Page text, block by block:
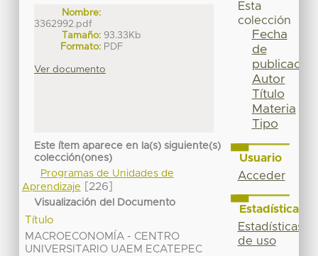
Nombre:
3362992.pdf
Tamaño: 93.33Kb
Formato: PDF
Ver documento
Este ítem aparece en la(s) siguiente(s)
colección(ones)
Programas de Unidades de
Aprendizaje
[226]
Visualización del Documento
Título
MACROECONOMÍA - CENTRO
UNIVERSITARIO UAEM ECATEPEC
Esta
colección
Fecha
de
publicación
Autor
Título
Materia
Tipo
Usuario
Acceder
Estadísticas
Estadísticas
de uso